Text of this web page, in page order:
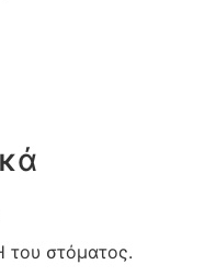
του στόματος.